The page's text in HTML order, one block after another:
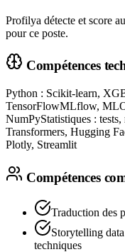
Profilya détecte et score
pour ce poste.
Compétences
Python : Scikit-learn,
TensorFlowMLflow,
NumPyStatistiques :
Transformers, Hugging
Plotly, Streamlit
Compétences
Traduction des
Storytelling
techniques